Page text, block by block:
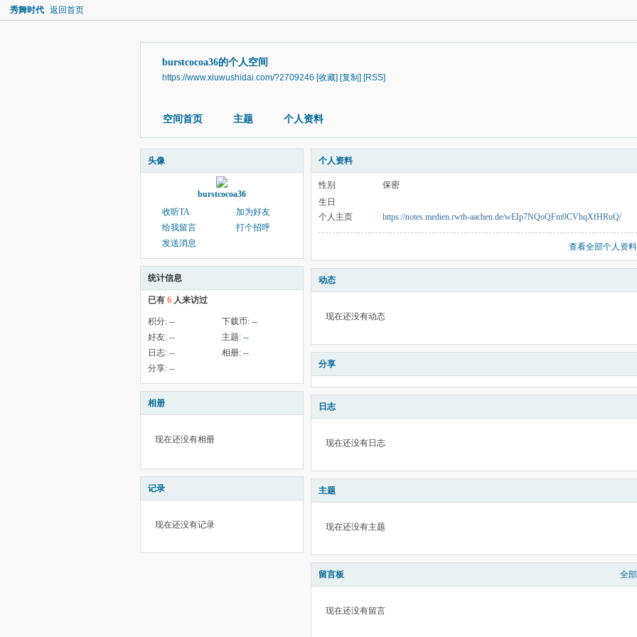
秀舞时代 返回首页
burstcocoa36的个人空间
https://www.xiuwushidai.com/?2709246 [收藏] [复制] [RSS]
空间首页 主题 个人资料
头像
burstcocoa36
收听TA
加为好友
给我留言
打个招呼
发送消息
统计信息
已有 6 人来访过
积分: -- 下载币: --
好友: -- 主题: --
日志: -- 相册: --
分享: --
相册
现在还没有相册
记录
现在还没有记录
个人资料
性别
保密
生日
个人主页
https://notes.medien.rwth-aachen.de/wEIp7NQoQFm9CVhqXfHRuQ/
查看全部个人资料
动态
现在还没有动态
分享
日志
现在还没有日志
主题
现在还没有主题
留言板 全部
现在还没有留言